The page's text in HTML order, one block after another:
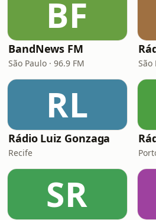
BF
BandNews FM
São Paulo · 96.9 FM São
RL
Rádio Luiz Gonzaga
Recife
SR